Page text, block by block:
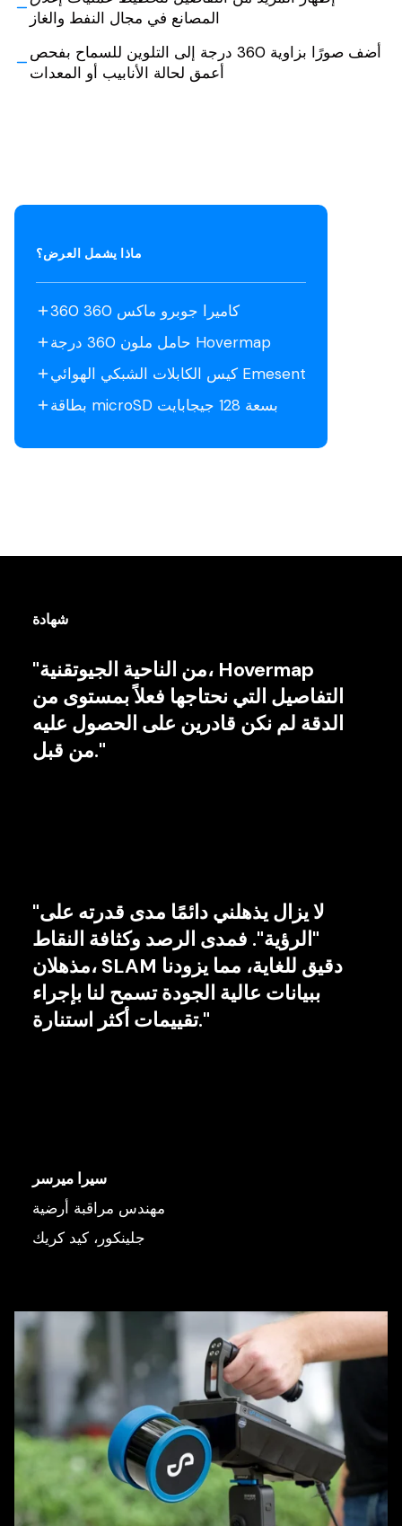
المصانع في مجال النفط والغاز
أضف صورًا بزاوية 360 درجة إلى التلوين للسماح بفحص
أعمق لحالة الأنابيب أو المعدات
ماذا يشمل العرض؟
كاميرا جوبرو ماكس 360 360
حامل ملون 360 درجة Hovermap
كيس الكابلات الشبكي الهوائي Emesent
بطاقة microSD بسعة 128 جيجابايت
شهادة
"من الناحية الجيوتقنية، Hovermap
التفاصيل التي نحتاجها فعلاً بمستوى من
الدقة لم نكن قادرين على الحصول عليه
من قبل."
"لا يزال يذهلني دائمًا مدى قدرته على
"الرؤية". فمدى الرصد وكثافة النقاط
مذهلان، SLAM دقيق للغاية، مما يزودنا
ببيانات عالية الجودة تسمح لنا بإجراء
تقييمات أكثر استنارة."
سيرا ميرسر
مهندس مراقبة أرضية
جلينكور، كيد كريك